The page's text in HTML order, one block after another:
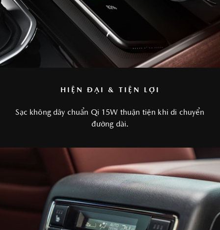
HIỆN ĐẠI & TIỆN LỢI
Sạc không dây chuẩn Qi 15W thuận tiện khi di chuyển
đường dài.